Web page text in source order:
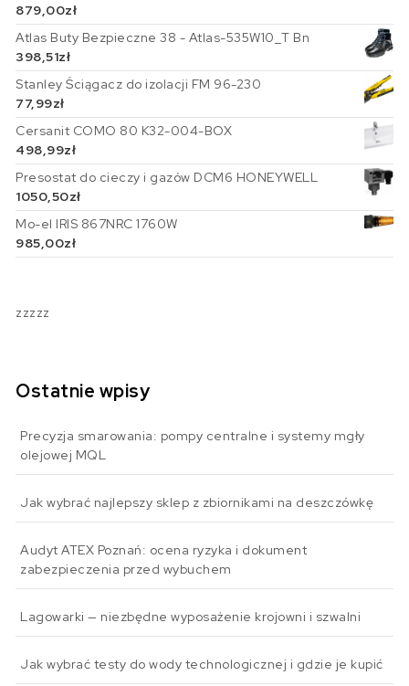
879,00zł
Atlas Buty Bezpieczne 38 - Atlas-535W10_T Bn
398,51zł
Stanley Ściągacz do izolacji FM 96-230
77,99zł
Cersanit COMO 80 K32-004-BOX
498,99zł
Presostat do cieczy i gazów DCM6 HONEYWELL
1050,50zł
Mo-el IRIS 867NRC 1760W
985,00zł
zzzzz
Ostatnie wpisy
Precyzja smarowania: pompy centralne i systemy mgły
olejowej MQL
Jak wybrać najlepszy sklep z zbiornikami na deszczówkę
Audyt ATEX Poznań: ocena ryzyka i dokument
zabezpieczenia przed wybuchem
Lagowarki — niezbędne wyposażenie krojowni i szwalni
Jak wybrać testy do wody technologicznej i gdzie je kupić